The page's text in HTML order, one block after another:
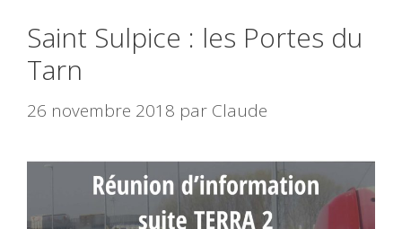
Saint Sulpice : les Portes du
Tarn
26 novembre 2018 par Claude